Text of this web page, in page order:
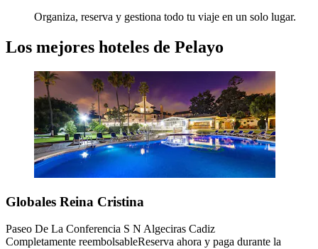
Organiza, reserva y gestiona todo tu viaje en un solo lugar.
Los mejores hoteles de Pelayo
Globales Reina Cristina
Paseo De La Conferencia S N Algeciras Cadiz
Completamente reembolsableReserva ahora y paga durante la